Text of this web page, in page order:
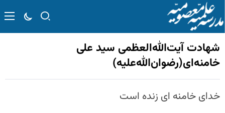
شهادت آیت‌الله‌العظمی سید علی
خامنه‌ای(رضوان‌الله‌علیه)
خدای خامنه ای زنده است